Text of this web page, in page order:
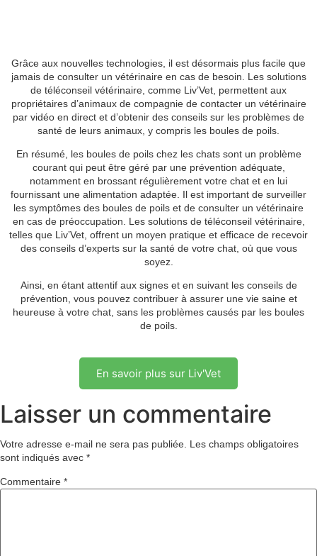
Grâce aux nouvelles technologies, il est désormais plus facile que
jamais de consulter un vétérinaire en cas de besoin. Les solutions
de téléconseil vétérinaire, comme Liv’Vet, permettent aux
propriétaires d’animaux de compagnie de contacter un vétérinaire
par vidéo en direct et d’obtenir des conseils sur les problèmes de
santé de leurs animaux, y compris les boules de poils.
En résumé, les boules de poils chez les chats sont un problème
courant qui peut être géré par une prévention adéquate,
notamment en brossant régulièrement votre chat et en lui
fournissant une alimentation adaptée. Il est important de surveiller
les symptômes des boules de poils et de consulter un vétérinaire
en cas de préoccupation. Les solutions de téléconseil vétérinaire,
telles que Liv’Vet, offrent un moyen pratique et efficace de recevoir
des conseils d’experts sur la santé de votre chat, où que vous
soyez.
Ainsi, en étant attentif aux signes et en suivant les conseils de
prévention, vous pouvez contribuer à assurer une vie saine et
heureuse à votre chat, sans les problèmes causés par les boules
de poils.
En savoir plus sur Liv'Vet
Laisser un commentaire
Votre adresse e-mail ne sera pas publiée. Les champs obligatoires
sont indiqués avec *
Commentaire *